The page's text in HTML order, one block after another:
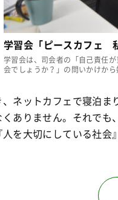
学習会「ピースカフェ
学習会は、司会者の「自己責任
会でしょうか？」の問いかけか
ネットカフェで寝泊ま
ありません。それで
を大切にしている社会